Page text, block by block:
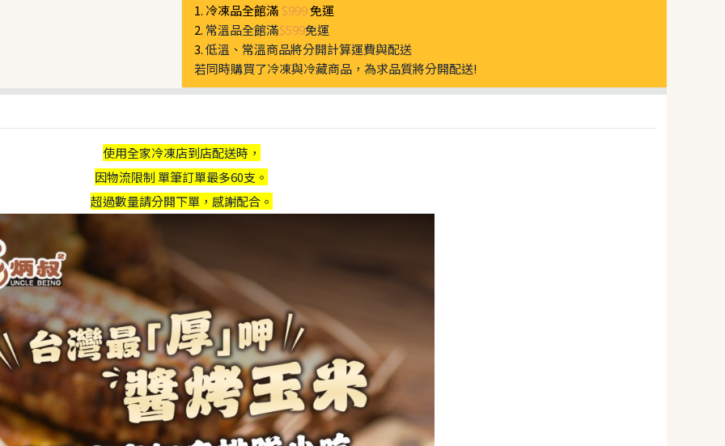
1. 冷凍品全館滿 $999免運
2. 常溫品全館滿$599免運
3.低溫、常溫商品將分開計算運費與配送
若同時購買了冷凍與冷藏商品，為求品質將分開配送!
使用全家冷凍店到店配送時，
因物流限制 單筆訂單最多60支。
超過數量請分開下單，感謝配合。